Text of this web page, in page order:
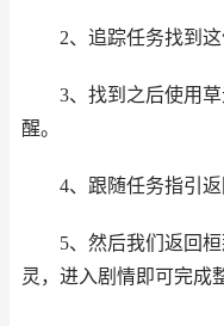
2、追踪任务找到
3、找到之后使用
醒。
4、跟随任务指引
5、然后我们返回
灵，进入剧情即可完成